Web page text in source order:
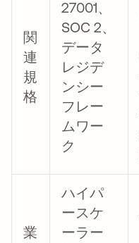
関
連
規
格
27001、
SOC 2、
データ
レジデ
ンシー
フレー
ムワー
ク
業
ハイパ
ースケ
ーラー